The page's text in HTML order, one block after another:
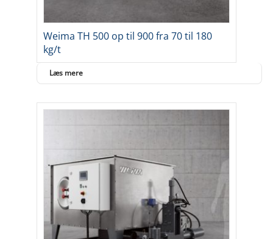
Weima TH 500 op til 900 fra 70 til 180
kg/t
Læs mere